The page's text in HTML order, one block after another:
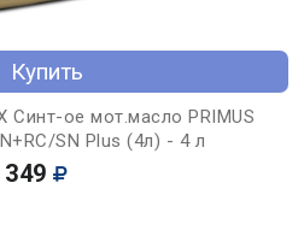
Купить
Синт-ое мот.масло PRIMUS
SN Plus (4л) - 4 л
349